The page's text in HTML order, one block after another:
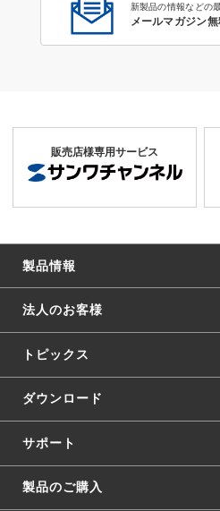
新製品の情報などの
メールマガジン
販売店様専用サービス
製品情報
法人のお客様
トピックス
ダウンロード
サポート
製品のご購入